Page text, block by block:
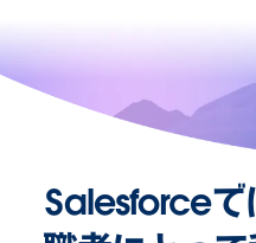
Salesforce